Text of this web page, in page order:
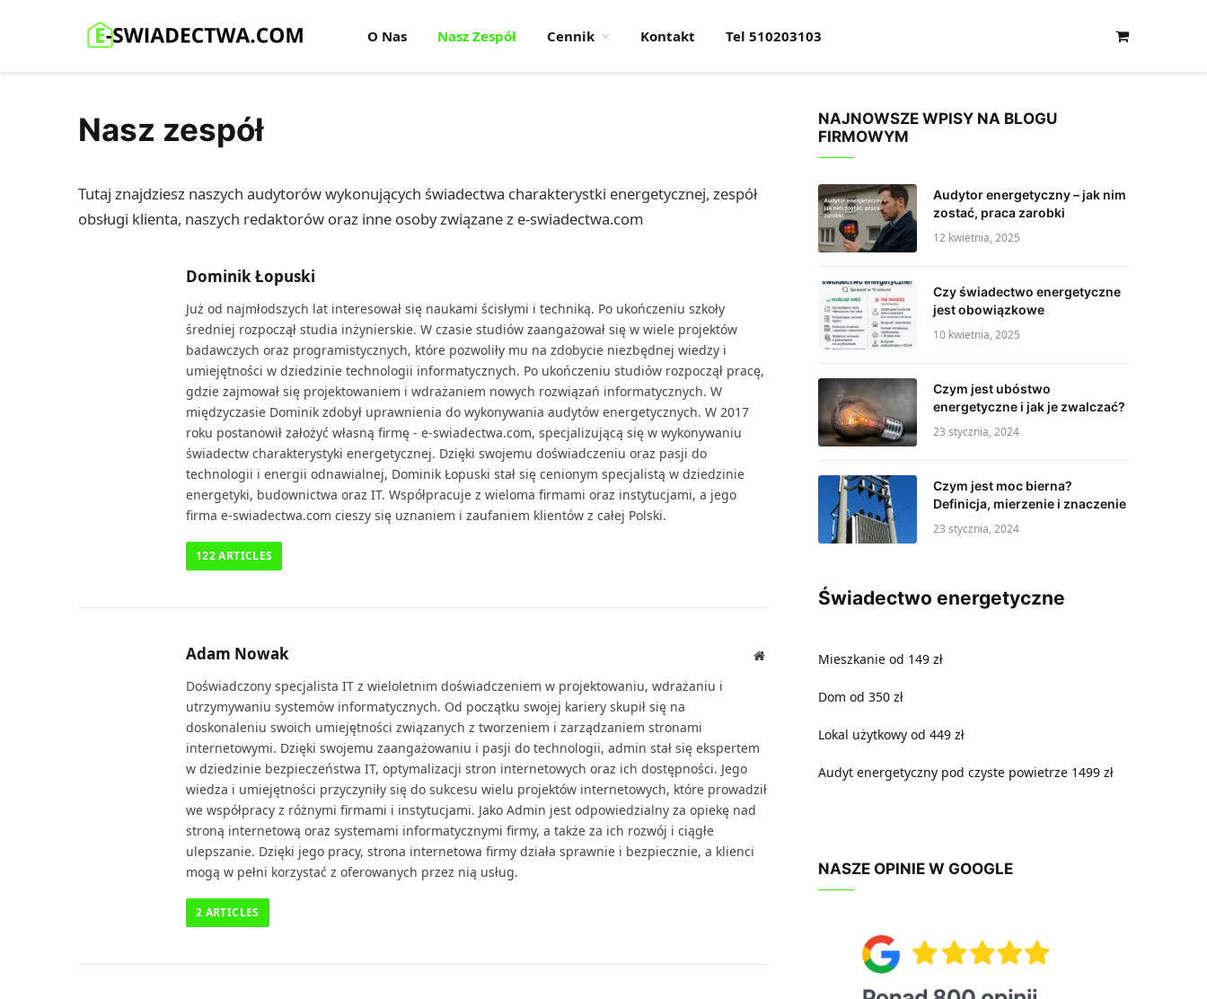
O Nas Nasz Zespół Cennik Kontakt Tel 510203103
Shopping
Nasz zespół
Tutaj znajdziesz naszych audytorów wykonujących świadectwa charakterystki energetycznej, zespół
obsługi klienta, naszych redaktorów oraz inne osoby związane z e-swiadectwa.com
Dominik Łopuski
Już od najmłodszych lat interesował się naukami ścisłymi i techniką. Po ukończeniu szkoły
średniej rozpoczął studia inżynierskie. W czasie studiów zaangażował się w wiele projektów
badawczych oraz programistycznych, które pozwoliły mu na zdobycie niezbędnej wiedzy i
umiejętności w dziedzinie technologii informatycznych. Po ukończeniu studiów rozpoczął pracę,
gdzie zajmował się projektowaniem i wdrażaniem nowych rozwiązań informatycznych. W
międzyczasie Dominik zdobył uprawnienia do wykonywania audytów energetycznych. W 2017
roku postanowił założyć własną firmę - e-swiadectwa.com, specjalizującą się w wykonywaniu
świadectw charakterystyki energetycznej. Dzięki swojemu doświadczeniu oraz pasji do
technologii i energii odnawialnej, Dominik Łopuski stał się cenionym specjalistą w dziedzinie
energetyki, budownictwa oraz IT. Współpracuje z wieloma firmami oraz instytucjami, a jego
firma e-swiadectwa.com cieszy się uznaniem i zaufaniem klientów z całej Polski.
122ARTICLES
Adam Nowak Website
Doświadczony specjalista IT z wieloletnim doświadczeniem w projektowaniu, wdrażaniu i
utrzymywaniu systemów informatycznych. Od początku swojej kariery skupił się na
doskonaleniu swoich umiejętności związanych z tworzeniem i zarządzaniem stronami
internetowymi. Dzięki swojemu zaangażowaniu i pasji do technologii, admin stał się ekspertem
w dziedzinie bezpieczeństwa IT, optymalizacji stron internetowych oraz ich dostępności. Jego
wiedza i umiejętności przyczyniły się do sukcesu wielu projektów internetowych, które prowadził
we współpracy z różnymi firmami i instytucjami. Jako Admin jest odpowiedzialny za opiekę nad
stroną internetową oraz systemami informatycznymi firmy, a także za ich rozwój i ciągłe
ulepszanie. Dzięki jego pracy, strona internetowa firmy działa sprawnie i bezpiecznie, a klienci
mogą w pełni korzystać z oferowanych przez nią usług.
2 ARTICLES
NAJNOWSZE WPISY NA BLOGU
FIRMOWYM
Audytor energetyczny – jak nim
zostać, praca zarobki
12 kwietnia, 2025
Czy świadectwo energetyczne
jest obowiązkowe
10 kwietnia, 2025
Czym jest ubóstwo
energetyczne i jak je zwalczać?
23 stycznia, 2024
Czym jest moc bierna?
Definicja, mierzenie i znaczenie
23 stycznia, 2024
Świadectwo energetyczne
Mieszkanie od 149 zł
Dom od 350 zł
Lokal użytkowy od 449 zł
Audyt energetyczny pod czyste powietrze 1499 zł
NASZE OPINIE W GOOGLE